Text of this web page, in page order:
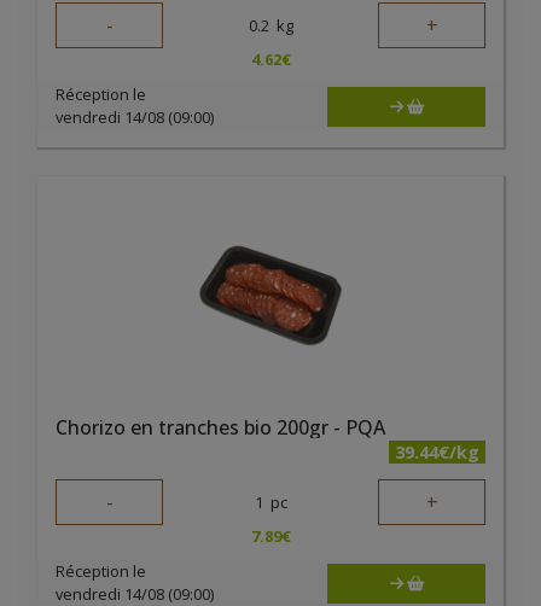
- 0.2 kg +
4.62€
Réception le
vendredi 14/08 (09:00)
Chorizo en tranches bio 200gr - PQA
39.44€/kg
- 1 pc +
7.89€
Réception le
vendredi 14/08 (09:00)